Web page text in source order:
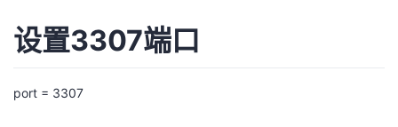
设置3307端口
port = 3307